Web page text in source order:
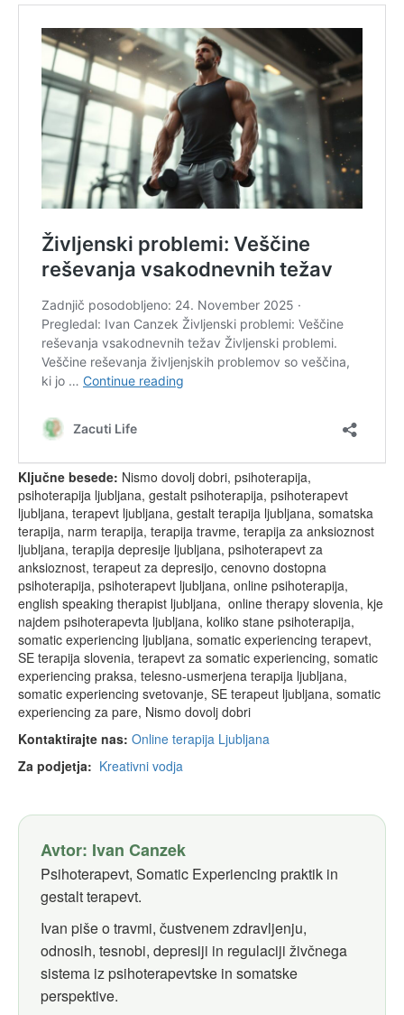
Ključne besede: Nismo dovolj dobri, psihoterapija,
psihoterapija ljubljana, gestalt psihoterapija, psihoterapevt
ljubljana, terapevt ljubljana, gestalt terapija ljubljana, somatska
terapija, narm terapija, terapija travme, terapija za anksioznost
ljubljana, terapija depresije ljubljana, psihoterapevt za
anksioznost, terapeut za depresijo, cenovno dostopna
psihoterapija, psihoterapevt ljubljana, online psihoterapija,
english speaking therapist ljubljana, online therapy slovenia, kje
najdem psihoterapevta ljubljana, koliko stane psihoterapija,
somatic experiencing ljubljana, somatic experiencing terapevt,
SE terapija slovenia, terapevt za somatic experiencing, somatic
experiencing praksa, telesno-usmerjena terapija ljubljana,
somatic experiencing svetovanje, SE terapeut ljubljana, somatic
experiencing za pare, Nismo dovolj dobri
Kontaktirajte nas: Online terapija Ljubljana
Za podjetja: Kreativni vodja
Avtor: Ivan Canzek
Psihoterapevt, Somatic Experiencing praktik in
gestalt terapevt.
Ivan piše o travmi, čustvenem zdravljenju,
odnosih, tesnobi, depresiji in regulaciji živčnega
sistema iz psihoterapevtske in somatske
perspektive.